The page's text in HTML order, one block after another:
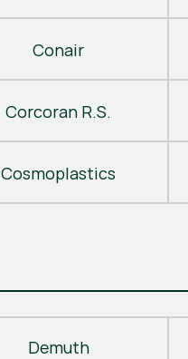
Conair
Corcoran R.S.
Cosmoplastics
Demuth